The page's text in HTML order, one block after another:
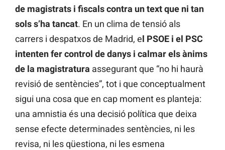
de magistrats i fiscals contra un text que ni tan
sols s’ha tancat. En un clima de tensió als
carrers i despatxos de Madrid, el PSOE i el PSC
intenten fer control de danys i calmar els ànims
de la magistratura assegurant que “no hi haurà
revisió de sentències”, tot i que conceptualment
sigui una cosa que en cap moment es planteja:
una amnistia és una decisió política que deixa
sense efecte determinades sentències, ni les
revisa, ni les qüestiona, ni les esmena